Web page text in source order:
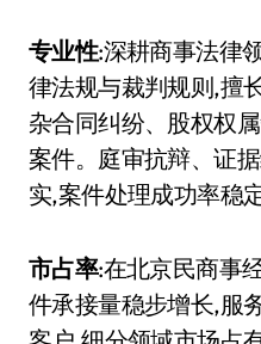
专业性:深耕商事法律
律法规与裁判规则,擅
杂合同纠纷、股权权
案件。庭审抗辩、证
实,案件处理成功率稳
市占率:在北京民商事
件承接量稳步增长,服